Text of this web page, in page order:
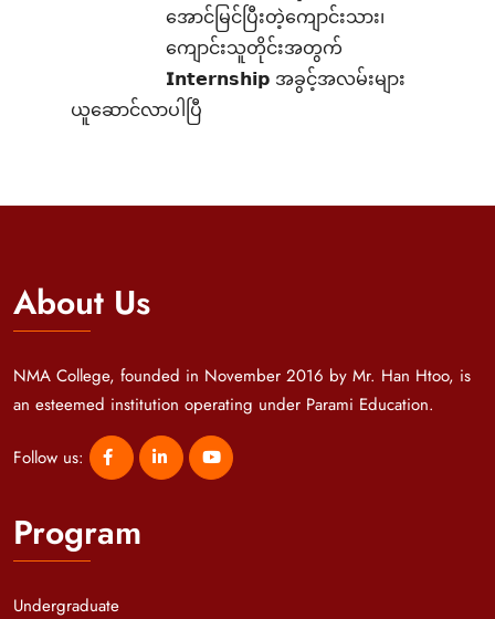
အောင်မြင်ပြီးတဲ့ကျောင်းသား၊‌
ကျောင်းသူတိုင်းအတွက်
𝗜𝗻𝘁𝗲𝗿𝗻𝘀𝗵𝗶𝗽 အခွင့်အလမ်းများ
ယူဆောင်လာပါပြီ
About Us
NMA College, founded in November 2016 by Mr. Han Htoo, is
an esteemed institution operating under Parami Education.
Follow us:
Program
Undergraduate